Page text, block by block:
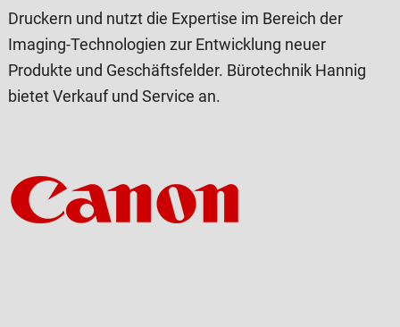
Druckern und nutzt die Expertise im Bereich der
Imaging-Technologien zur Entwicklung neuer
Produkte und Geschäftsfelder. Bürotechnik Hannig
bietet Verkauf und Service an.